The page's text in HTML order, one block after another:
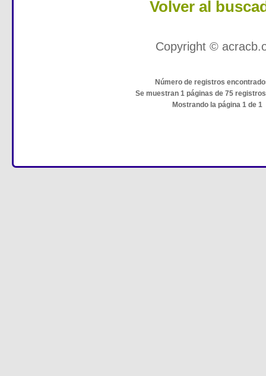
Volver al
Copyright ©
Número de registros
Se muestran 1 páginas de 75
Mostrando la página 1 de 1